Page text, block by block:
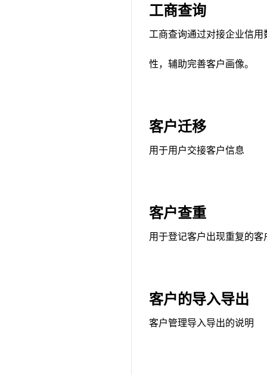
工商查询
工商查询通过对接企业信
性，辅助完善客户画像。
客户迁移
用于用户交接客户信息
客户查重
用于登记客户出现重复的
客户的导入导出
客户管理导入导出的说明